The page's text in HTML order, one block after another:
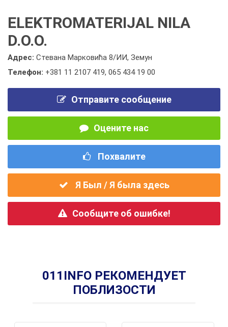
ELEKTROMATERIJAL NILA
D.O.O.
Адрес: Стевана Марковића 8/ИИ, Земун
Телефон: +381 11 2107 419, 065 434 19 00
Отправите сообщение
Оцените нас
Похвалите
Я Был / Я была здесь
Сообщите об ошибке!
011INFO РЕКОМЕНДУЕТ
ПОБЛИЗОСТИ